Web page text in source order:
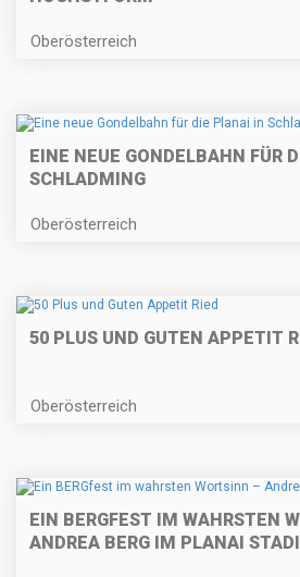
Oberösterreich
EINE NEUE GONDELBAHN FÜR
SCHLADMING
Oberösterreich
50 PLUS UND GUTEN APPETIT
Oberösterreich
EIN BERGFEST IM WAHRSTEN
ANDREA BERG IM PLANAI